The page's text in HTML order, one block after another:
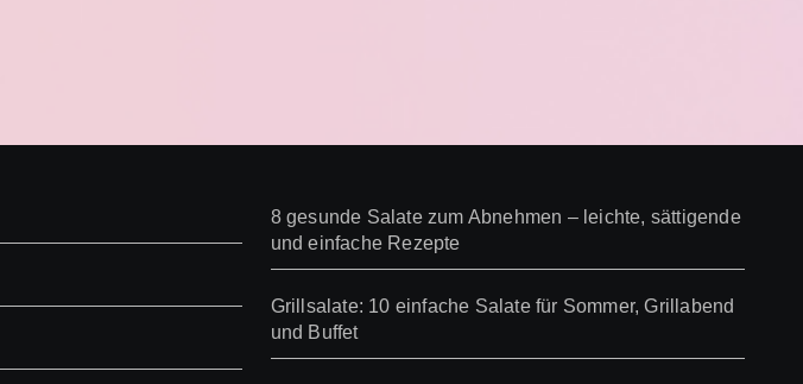
8 gesunde Salate zum Abnehmen – leichte, sättigende
und einfache Rezepte
Grillsalate: 10 einfache Salate für Sommer, Grillabend
und Buffet